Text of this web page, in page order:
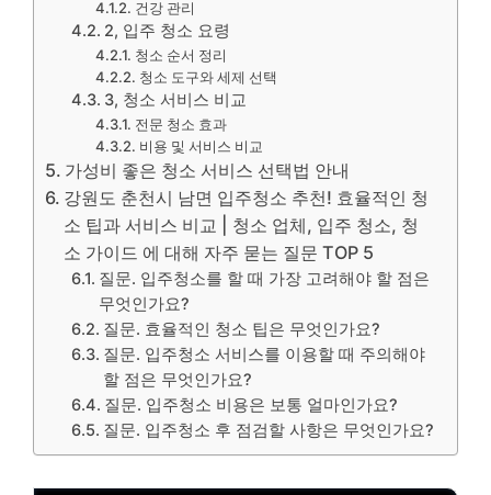
건강 관리
2, 입주 청소 요령
청소 순서 정리
청소 도구와 세제 선택
3, 청소 서비스 비교
전문 청소 효과
비용 및 서비스 비교
가성비 좋은 청소 서비스 선택법 안내
강원도 춘천시 남면 입주청소 추천! 효율적인 청
소 팁과 서비스 비교 | 청소 업체, 입주 청소, 청
소 가이드 에 대해 자주 묻는 질문 TOP 5
질문. 입주청소를 할 때 가장 고려해야 할 점은
무엇인가요?
질문. 효율적인 청소 팁은 무엇인가요?
질문. 입주청소 서비스를 이용할 때 주의해야
할 점은 무엇인가요?
질문. 입주청소 비용은 보통 얼마인가요?
질문. 입주청소 후 점검할 사항은 무엇인가요?